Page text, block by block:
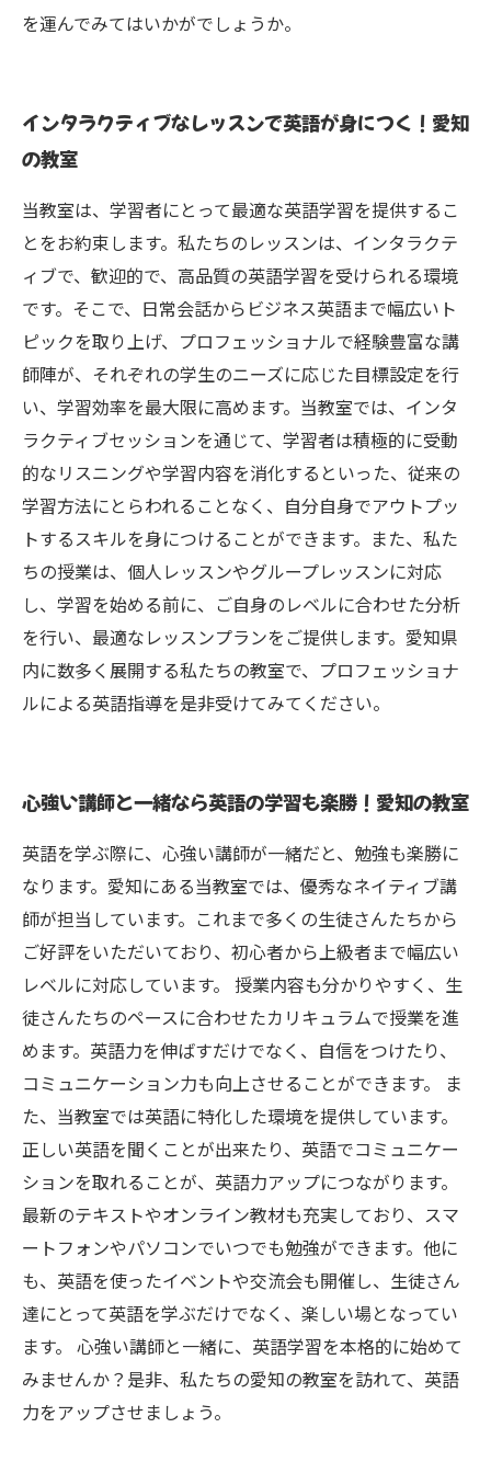
を運んでみてはいかがでしょうか。
インタラクティブなレッスンで英語が身につく！愛知
の教室
当教室は、学習者にとって最適な英語学習を提供するこ
とをお約束します。私たちのレッスンは、インタラクテ
ィブで、歓迎的で、高品質の英語学習を受けられる環境
です。そこで、日常会話からビジネス英語まで幅広いト
ピックを取り上げ、プロフェッショナルで経験豊富な講
師陣が、それぞれの学生のニーズに応じた目標設定を行
い、学習効率を最大限に高めます。当教室では、インタ
ラクティブセッションを通じて、学習者は積極的に受動
的なリスニングや学習内容を消化するといった、従来の
学習方法にとらわれることなく、自分自身でアウトプッ
トするスキルを身につけることができます。また、私た
ちの授業は、個人レッスンやグループレッスンに対応
し、学習を始める前に、ご自身のレベルに合わせた分析
を行い、最適なレッスンプランをご提供します。愛知県
内に数多く展開する私たちの教室で、プロフェッショナ
ルによる英語指導を是非受けてみてください。
心強い講師と一緒なら英語の学習も楽勝！愛知の教室
英語を学ぶ際に、心強い講師が一緒だと、勉強も楽勝に
なります。愛知にある当教室では、優秀なネイティブ講
師が担当しています。これまで多くの生徒さんたちから
ご好評をいただいており、初心者から上級者まで幅広い
レベルに対応しています。 授業内容も分かりやすく、生
徒さんたちのペースに合わせたカリキュラムで授業を進
めます。英語力を伸ばすだけでなく、自信をつけたり、
コミュニケーション力も向上させることができます。 ま
た、当教室では英語に特化した環境を提供しています。
正しい英語を聞くことが出来たり、英語でコミュニケー
ションを取れることが、英語力アップにつながります。
最新のテキストやオンライン教材も充実しており、スマ
ートフォンやパソコンでいつでも勉強ができます。他に
も、英語を使ったイベントや交流会も開催し、生徒さん
達にとって英語を学ぶだけでなく、楽しい場となってい
ます。 心強い講師と一緒に、英語学習を本格的に始めて
みませんか？是非、私たちの愛知の教室を訪れて、英語
力をアップさせましょう。